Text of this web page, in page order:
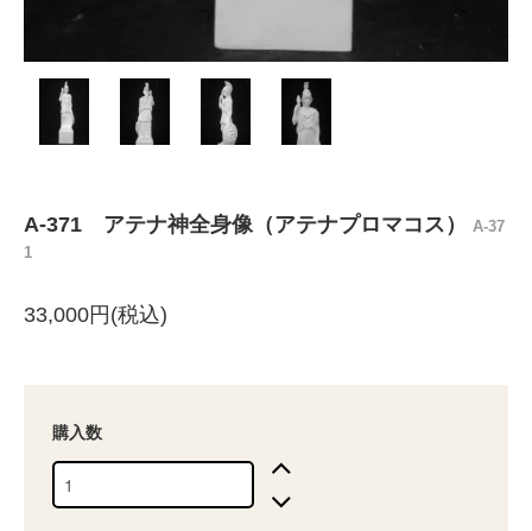
A-371 アテナ神全身像（アテナプロマコス）
A-37
1
33,000円(税込)
購入数